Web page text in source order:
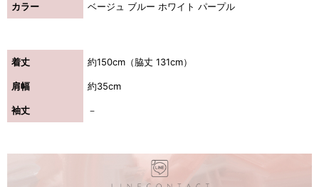
カラー ベージュ ブルー ホワイト パープル
着丈 約150cm（脇丈 131cm）
肩幅 約35cm
袖丈 －